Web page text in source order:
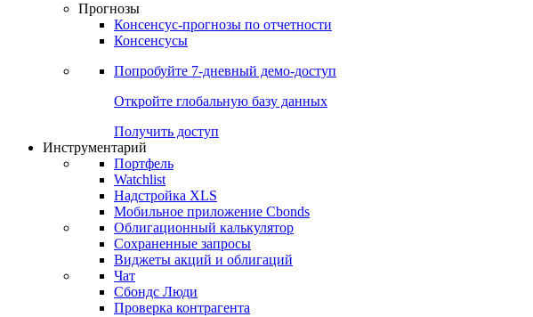
Прогнозы
Консенсус-прогнозы по отчетности
Консенсусы
Попробуйте 7-дневный демо-доступ
Откройте глобальную базу данных
Получить доступ
Инструментарий
Портфель
Watchlist
Надстройка XLS
Мобильное приложение Cbonds
Облигационный калькулятор
Сохраненные запросы
Виджеты акций и облигаций
Чат
Сбондс Люди
Проверка контрагента